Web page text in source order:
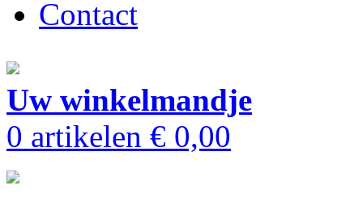
Contact
Uw winkelmandje
0 artikelen € 0,00